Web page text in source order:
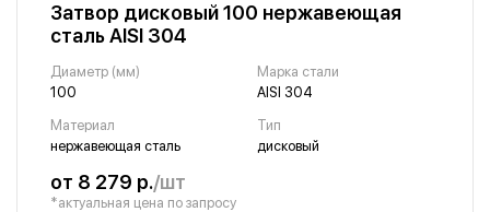
Затвор дисковый 100 нержавеющая
сталь AISI 304
Диаметр (мм)
100
Марка стали
AISI 304
Материал
нержавеющая сталь
Тип
дисковый
от 8 279 р./шт
*актуальная цена по запросу